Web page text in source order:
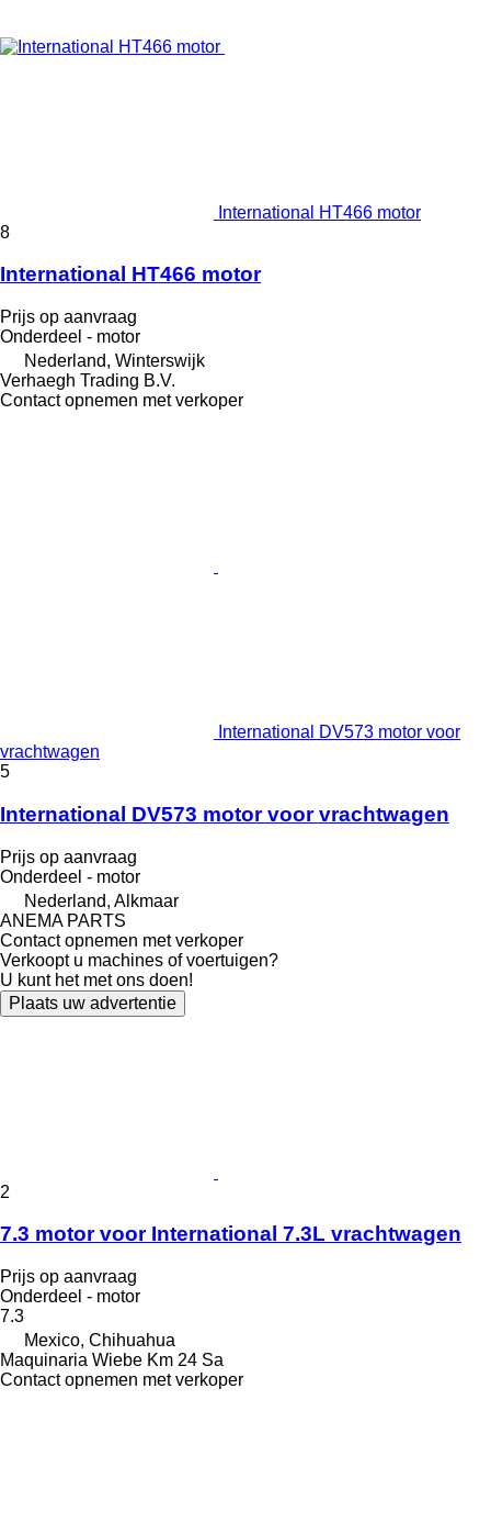
International HT466 motor
8
International HT466 motor
Prijs op aanvraag
Onderdeel - motor
Nederland, Winterswijk
Verhaegh Trading B.V.
Contact opnemen met verkoper
International DV573 motor voor
vrachtwagen
5
International DV573 motor voor vrachtwagen
Prijs op aanvraag
Onderdeel - motor
Nederland, Alkmaar
ANEMA PARTS
Contact opnemen met verkoper
Verkoopt u machines of voertuigen?
U kunt het met ons doen!
Plaats uw advertentie
2
7.3 motor voor International 7.3L vrachtwagen
Prijs op aanvraag
Onderdeel - motor
7.3
Mexico, Chihuahua
Maquinaria Wiebe Km 24 Sa
Contact opnemen met verkoper